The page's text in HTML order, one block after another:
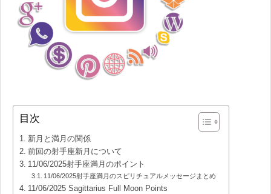
目次
新月と満月の関係
前回の射手座新月について
11/06/2025射手座満月のポイント
11/06/2025射手座満月のスピリチュアルメッセージまとめ
11/06/2025 Sagittarius Full Moon Points